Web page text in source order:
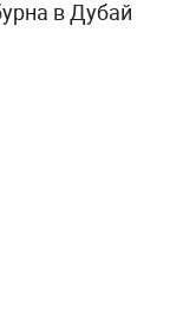
в Дубай